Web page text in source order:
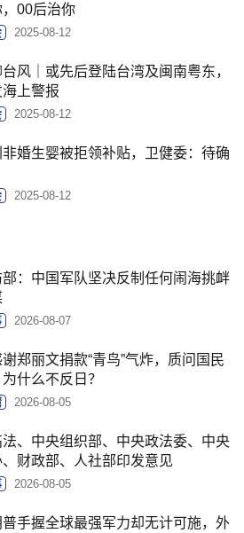
，00后治你
2025-08-12
风｜或先后登陆台湾及闽南粤东，
海上警报
2025-08-12
非婚生婴被拒领补贴，卫健委：待确
2025-08-12
部：中国军队坚决反制任何闹海挑衅
2026-08-07
谢郑丽文捐款“青鸟”气炸，质问国民
什么不反日？
2026-08-05
法、中央组织部、中央政法委、中央
、财政部、人社部印发意见
2026-08-05
普手握全球最强军力却无计可施，外